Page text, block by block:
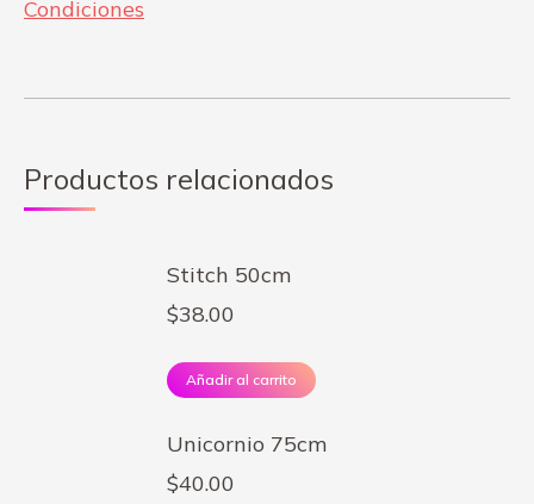
Condiciones
Productos relacionados
Stitch 50cm
$38.00
Añadir al carrito
Unicornio 75cm
$40.00